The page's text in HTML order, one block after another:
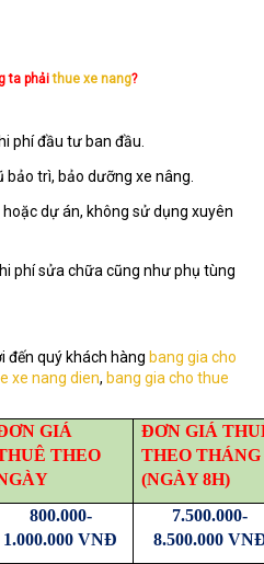
ta phảithue xe nang?
phí đầu tư ban đầu.
bảo trì, bảo dưỡng xe nâng.
dự án, không sử dụng xuyên
phí sửa chữa cũng như phụ tùng
đến quý khách hàng bang gia cho
xe nang dien, bang gia cho thue
GIÁ
THEO
ĐƠN GIÁ
THEO THÁNG
(NGÀY 8H)
800.000-
1.000.000 VNĐ
7.500.000-
8.500.000